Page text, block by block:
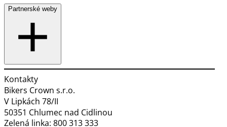
Partnerské weby
Kontakty
Bikers Crown s.r.o.
V Lipkách 78/II
50351 Chlumec nad Cidlinou
Zelená linka: 800 313 333